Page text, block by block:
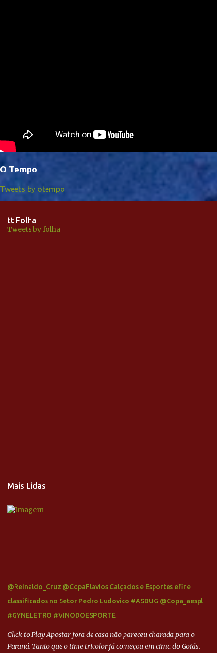
O Tempo
Tweets by otempo
tt Folha
Tweets by folha
Mais Lidas
@Reinaldo_Cruz @CopaFlavios Calçados e Esportes efine
classificados no Setor Pedro Ludovico #ASBUG @Copa_aespl
#GYNELETRO #VINODOESPORTE
Click to Play Apostar fora de casa não pareceu charada para o
Paraná. Tanto que o time tricolor já começou em cima do Goiás.